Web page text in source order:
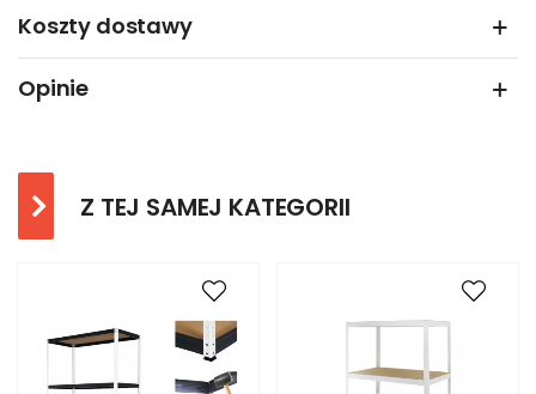
Koszty dostawy
Opinie
Z TEJ SAMEJ KATEGORII